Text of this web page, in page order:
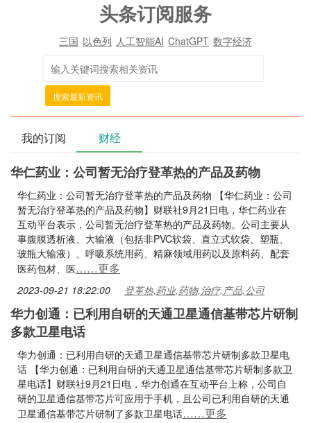
头条订阅服务
三国 以色列 人工智能AI ChatGPT 数字经济
搜索最新资讯
我的订阅 财经
华仁药业：公司暂无治疗登革热的产品及药物
华仁药业：公司暂无治疗登革热的产品及药物 【华仁药业：公司
暂无治疗登革热的产品及药物】财联社9月21日电，华仁药业在
互动平台表示，公司暂无治疗登革热的产品及药物。公司主要从
事腹膜透析液、大输液（包括非PVC软袋、直立式软袋、塑瓶、
玻瓶大输液）、呼吸系统用药、精麻领域用药以及原料药、配套
医药包材、医……更多
2023-09-21 18:22:00 登革热,药业,药物,治疗,产品,公司
华力创通：已利用自研的天通卫星通信基带芯片研制
多款卫星电话
华力创通：已利用自研的天通卫星通信基带芯片研制多款卫星电
话 【华力创通：已利用自研的天通卫星通信基带芯片研制多款卫
星电话】财联社9月21日电，华力创通在互动平台上称，公司自
研的卫星通信基带芯片可应用于手机，且公司已利用自研的天通
卫星通信基带芯片研制了多款卫星电话……更多